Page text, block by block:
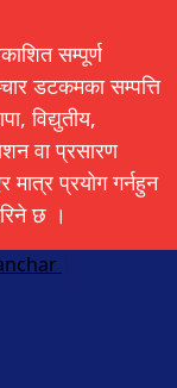
सम्पूर्ण
डटकमका सम्पत्ति
विद्युतीय,
वा प्रसारण
प्रयोग गर्नहुन
छ ।
|